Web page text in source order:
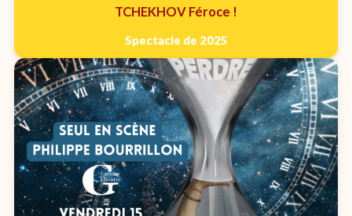
TCHEKHOV Féroce !
Spectacle de 2025